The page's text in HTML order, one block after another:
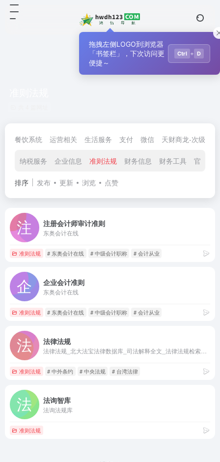
餐饮系统 运营相关 生活服务 支付 微信 天财商龙-次级导航
纳税服务 企业信息 准则法规 财务信息 财务工具 官方机
排序 发布 更新 浏览 点赞
注册会计师审计准则
东奥会计在线
准则法规 # 东奥会计在线 # 中级会计职称 # 会计从业
企业会计准则
东奥会计在线
准则法规 # 东奥会计在线 # 中级会计职称 # 会计从业
法律法规
准则法规 # 中外条约 # 中央法规 # 台湾法律
法询智库
法询法规库
准则法规
拖拽左侧LOGO到浏览器
「书签栏」，下次访问更
便捷～
Ctrl + D